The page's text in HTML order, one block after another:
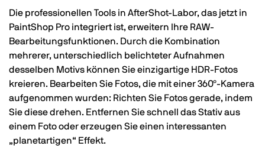
Die professionellen Tools in AfterShot-Labor, das jetzt in
PaintShop Pro integriert ist, erweitern Ihre RAW-
Bearbeitungsfunktionen. Durch die Kombination
mehrerer, unterschiedlich belichteter Aufnahmen
desselben Motivs können Sie einzigartige HDR-Fotos
kreieren. Bearbeiten Sie Fotos, die mit einer 360°-Kamera
aufgenommen wurden: Richten Sie Fotos gerade, indem
Sie diese drehen. Entfernen Sie schnell das Stativ aus
einem Foto oder erzeugen Sie einen interessanten
„planetartigen“ Effekt.